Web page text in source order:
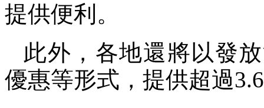
提供便利。
此外，各地還將以發
優惠等形式，提供超過